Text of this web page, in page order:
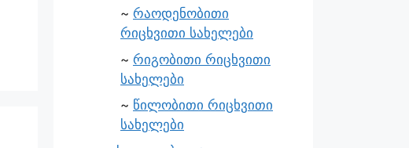
რაოდენობითი
რიცხვითი სახელები
რიგობითი რიცხვითი
სახელები
წილობითი რიცხვითი
სახელები